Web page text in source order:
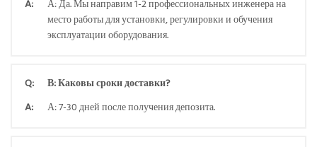
A:
А: Да. Мы направим 1-2 профессиональных инженера на
место работы для установки, регулировки и обучения
эксплуатации оборудования.
Q:
В: Каковы сроки доставки?
A:
А: 7-30 дней после получения депозита.